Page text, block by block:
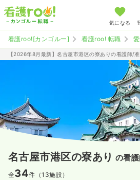
気になる
看護roo![カンゴルー] 看護roo! 転職
【2026年8月最新】名古屋市港区の寮ありの看護師/
名古屋市港区の寮あり の看
全34件（13施設）